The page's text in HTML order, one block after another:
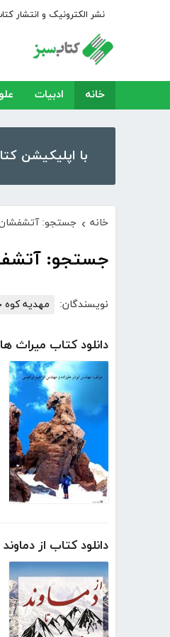
نشر الکترونیک و انتشار
خانه ادبیات
با اپلیکیشن کتابراه، بیش از ۵۰،۰۰۰ کتاب، کتاب صوتی
خانه › جستجو:
جستجو:
نویسندگان: مهدیه کوه
دانلود کتاب میراث
دانلود کتاب از